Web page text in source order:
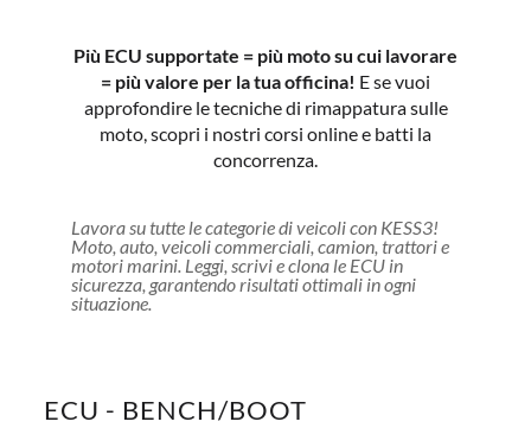
Più ECU supportate = più moto su cui lavorare
= più valore per la tua officina! E se vuoi
approfondire le tecniche di rimappatura sulle
moto, scopri i nostri corsi online e batti la
concorrenza.
Lavora su tutte le categorie di veicoli con KESS3!
Moto, auto, veicoli commerciali, camion, trattori e
motori marini. Leggi, scrivi e clona le ECU in
sicurezza, garantendo risultati ottimali in ogni
situazione.
ECU - BENCH/BOOT